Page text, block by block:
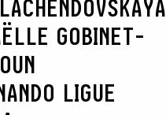
GOBINET-
LIGUE